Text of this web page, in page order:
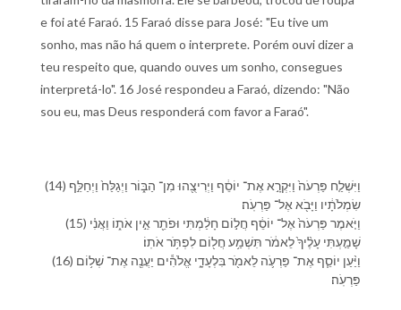
e foi até Faraó. 15 Faraó disse para José: "Eu tive um
sonho, mas não há quem o interprete. Porém ouvi dizer a
teu respeito que, quando ouves um sonho, consegues
interpretá-lo". 16 José respondeu a Faraó, dizendo: "Não
sou eu, mas Deus responderá com favor a Faraó".
(14) וַ⁠יִּשְׁלַ֤ח פַּרְעֹה֙ וַ⁠יִּקְרָ֣א אֶת־ יוֹסֵ֔ף וַ⁠יְרִיצֻ֖⁠הוּ מִן־ הַ⁠בּ֑וֹר וַ⁠יְגַלַּח֙ וַ⁠יְחַלֵּ֣ף
שִׂמְלֹתָ֔י⁠ו וַ⁠יָּבֹ֖א אֶל־ פַּרְעֹֽה׃
(15) וַ⁠יֹּ֤אמֶר פַּרְעֹה֙ אֶל־ יוֹסֵ֔ף חֲל֣וֹם חָלַ֔מְתִּי וּ⁠פֹתֵ֖ר אֵ֣ין אֹת֑⁠וֹ וַ⁠אֲנִ֗י
שָׁמַ֤עְתִּי עָלֶ֨י⁠ךָ֙ לֵ⁠אמֹ֔ר תִּשְׁמַ֥ע חֲל֖וֹם לִ⁠פְתֹּ֥ר אֹתֽ⁠וֹ׃
(16) וַ⁠יַּ֨עַן יוֹסֵ֧ף אֶת־ פַּרְעֹ֛ה לֵ⁠אמֹ֖ר בִּלְעָדָ֑⁠י אֱלֹהִ֕ים יַעֲנֶ֖ה אֶת־ שְׁל֥וֹם
פַּרְעֹֽה׃